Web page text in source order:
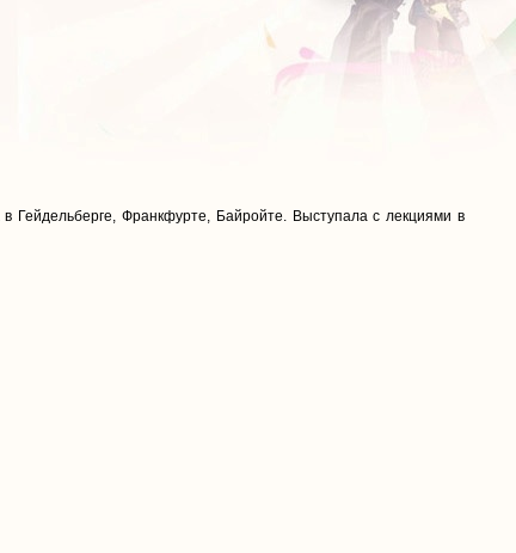
Гейдельберге, Франкфурте, Байройте. Выступала с лекциями в